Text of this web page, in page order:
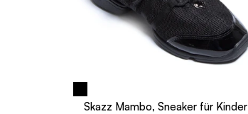
Skazz Mambo, Sneaker für Kinder